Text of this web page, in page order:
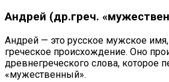
Андрей (др.греч.
Андрей — это русское мужское
греческое происхождение. Оно
древнегреческого слова, которое
«мужественный».